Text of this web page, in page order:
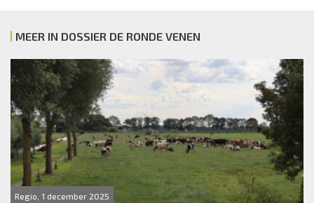
MEER IN DOSSIER DE RONDE VENEN
Regio, 1 december 2025